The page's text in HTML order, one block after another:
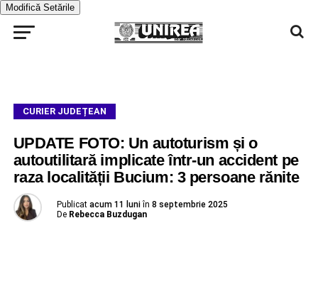
Modifică Setările
CURIER JUDEȚEAN
UPDATE FOTO: Un autoturism și o
autoutilitară implicate într-un accident pe
raza localității Bucium: 3 persoane rănite
Publicat acum 11 luni în 8 septembrie 2025
De Rebecca Buzdugan